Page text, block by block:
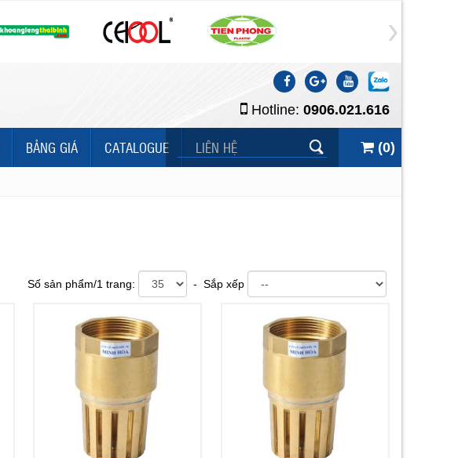
Hotline: 0906.021.616
BẢNG GIÁ CATALOGUE LIÊN HỆ (0)
Số sản phẩm/1 trang: - Sắp xếp